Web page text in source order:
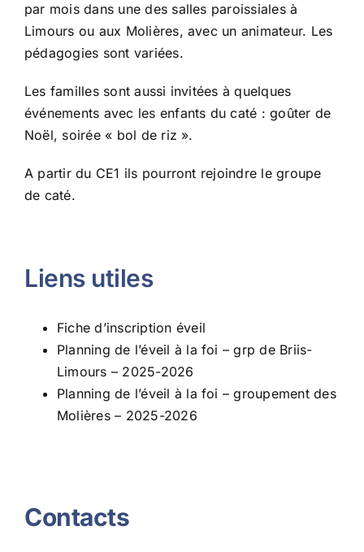
par mois dans une des salles paroissiales à
Limours ou aux Molières, avec un animateur. Les
pédagogies sont variées.
Les familles sont aussi invitées à quelques
événements avec les enfants du caté : goûter de
Noël, soirée « bol de riz ».
A partir du CE1 ils pourront rejoindre le groupe
de caté.
Liens utiles
Fiche d’inscription éveil
Planning de l’éveil à la foi – grp de Briis-
Limours – 2025-2026
Planning de l’éveil à la foi – groupement des
Molières – 2025-2026
Contacts